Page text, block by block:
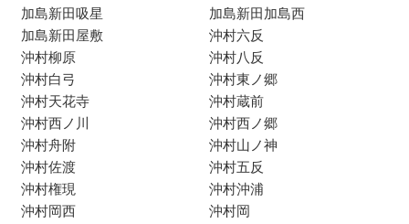
加島新田吸星
加島新田加島西
加島新田屋敷
沖村六反
沖村柳原
沖村八反
沖村白弓
沖村東ノ郷
沖村天花寺
沖村蔵前
沖村西ノ川
沖村西ノ郷
沖村舟附
沖村山ノ神
沖村佐渡
沖村五反
沖村権現
沖村沖浦
沖村岡西
沖村岡